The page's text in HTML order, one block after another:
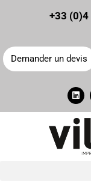
Panneau de+33
Demander un devis